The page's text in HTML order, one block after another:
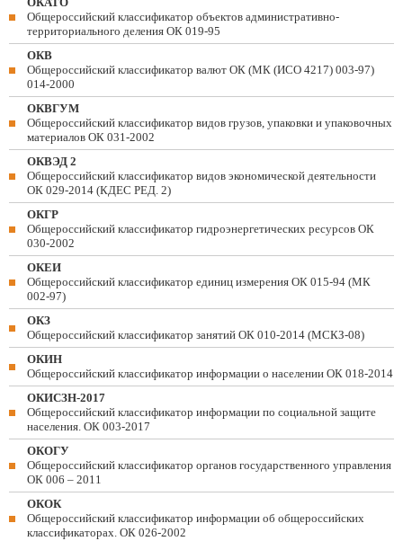
Общероссийский классификатор объектов административно-
территориального деления ОК 019-95
ОКВ
Общероссийский классификатор валют ОК (МК (ИСО 4217) 003-97)
014-2000
ОКВГУМ
Общероссийский классификатор видов грузов, упаковки и упаковочных
материалов ОК 031-2002
ОКВЭД 2
Общероссийский классификатор видов экономической деятельности
ОК 029-2014 (КДЕС РЕД. 2)
ОКГР
Общероссийский классификатор гидроэнергетических ресурсов ОК
030-2002
ОКЕИ
Общероссийский классификатор единиц измерения ОК 015-94 (МК
002-97)
ОКЗ
Общероссийский классификатор занятий ОК 010-2014 (МСКЗ-08)
ОКИН
Общероссийский классификатор информации о населении ОК 018-2014
ОКИСЗН-2017
Общероссийский классификатор информации по социальной защите
населения. ОК 003-2017
ОКОГУ
Общероссийский классификатор органов государственного управления
ОК 006 – 2011
ОКОК
Общероссийский классификатор информации об общероссийских
классификаторах. ОК 026-2002